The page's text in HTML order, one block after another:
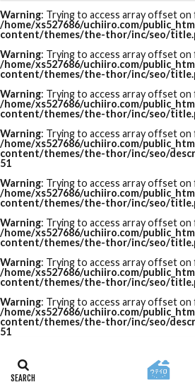
Warning: Trying to access array offset on
/home/xs527686/uchiiro.com/
content/themes/the-thor/inc/seo/
Warning: Trying to access array offset on
/home/xs527686/uchiiro.com/
content/themes/the-thor/inc/seo/
Warning: Trying to access array offset on
/home/xs527686/uchiiro.com/
content/themes/the-thor/inc/seo/
Warning: Trying to access array offset on
/home/xs527686/uchiiro.com/
content/themes/the-thor/inc/seo/
51
Warning: Trying to access array offset on
/home/xs527686/uchiiro.com/
content/themes/the-thor/inc/seo/
Warning: Trying to access array offset on
/home/xs527686/uchiiro.com/
content/themes/the-thor/inc/seo/
Warning: Trying to access array offset on
/home/xs527686/uchiiro.com/
content/themes/the-thor/inc/seo/
Warning: Trying to access array offset on
/home/xs527686/uchiiro.com/
content/themes/the-thor/inc/seo/
51